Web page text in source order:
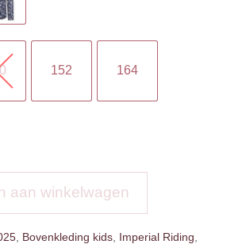
152 164
aan winkelwagen
, Bovenkleding kids, Imperial Riding